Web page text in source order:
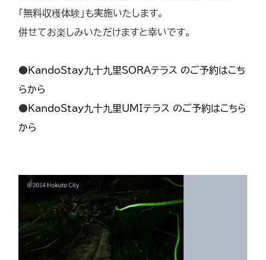
「無料収穫体験」も実施いたします。
併せてお楽しみいただけますと幸いです。
●KandoStay九十九里SORAテラス のご予約はこち
らから
●KandoStay九十九里UMIテラス のご予約はこちら
から